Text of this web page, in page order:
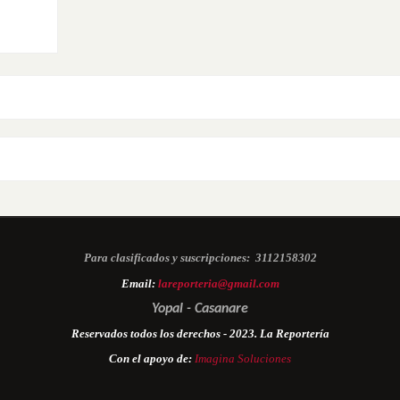
Para clasificados y suscripciones: 3112158302
Email: lareporteria@gmail.com
Yopal - Casanare
Reservados todos los derechos - 2023. La Reportería
Con el apoyo de: Imagina Soluciones